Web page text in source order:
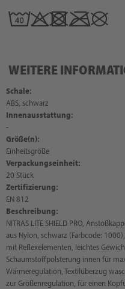
WEITERE
Schale:
ABS, schwarz
Innenausstattung:
-
Größe(n):
Einheitsgröße
Verpackungseinheit:
20 Stück
Zertifizierung:
EN 812
Beschreibung:
NITRAS LITE SHIELD PRO,
aus Nylon, schwarz (Farbcode:
mit Reflexelementen, leichtes
Schaumstoffpolsterung innen für
Wärmeregulation, Textilüberzug
zur Größenregulation, für einen